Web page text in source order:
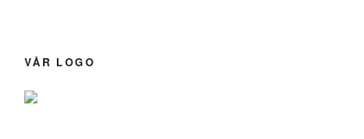
VÅR LOGO